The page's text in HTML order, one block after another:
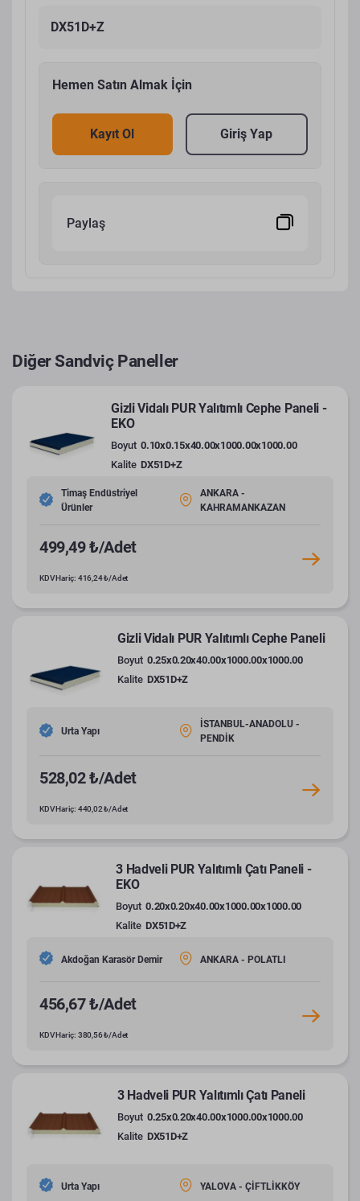
DX51D+Z
Hemen Satın Almak İçin
Kayıt Ol Giriş Yap
Paylaş
Diğer Sandviç Paneller
Gizli Vidalı PUR Yalıtımlı Cephe Paneli -
EKO
Boyut 0.10x0.15x40.00x1000.00x1000.00
Kalite DX51D+Z
Timaş Endüstriyel
Ürünler
ANKARA -
KAHRAMANKAZAN
499,49 ₺/Adet
KDV Hariç: 416,24 ₺/Adet
Gizli Vidalı PUR Yalıtımlı Cephe Paneli
Boyut 0.25x0.20x40.00x1000.00x1000.00
Kalite DX51D+Z
Urta Yapı
İSTANBUL-ANADOLU -
PENDİK
528,02 ₺/Adet
KDV Hariç: 440,02 ₺/Adet
3 Hadveli PUR Yalıtımlı Çatı Paneli -
EKO
Boyut 0.20x0.20x40.00x1000.00x1000.00
Kalite DX51D+Z
Akdoğan Karasör Demir ANKARA - POLATLI
456,67 ₺/Adet
KDV Hariç: 380,56 ₺/Adet
3 Hadveli PUR Yalıtımlı Çatı Paneli
Boyut 0.25x0.20x40.00x1000.00x1000.00
Kalite DX51D+Z
Urta Yapı YALOVA - ÇİFTLİKKÖY